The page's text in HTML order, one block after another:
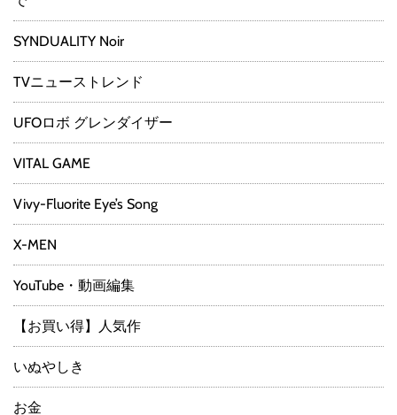
SYNDUALITY Noir
TVニューストレンド
UFOロボ グレンダイザー
VITAL GAME
Vivy-Fluorite Eye’s Song
X-MEN
YouTube・動画編集
【お買い得】人気作
いぬやしき
お金